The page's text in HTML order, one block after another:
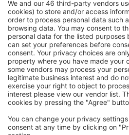
Unterkünfte, die Sie
Wählen Sie aus über 1,3
Hütten, Apartments und andere.
Meist gesuchte
Unterkünfte in Österreich - Beliebte
Unterkunft in Wien Unterkunft in
Unterkunft in Graz Unterkunft in